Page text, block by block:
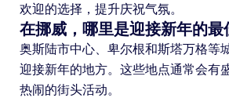
欢迎的选择，提升庆祝气氛。
在挪威，哪里是迎接新年的最
奥斯陆市中心、卑尔根和斯塔万格等
迎接新年的地方。这些地点通常会有
热闹的街头活动。